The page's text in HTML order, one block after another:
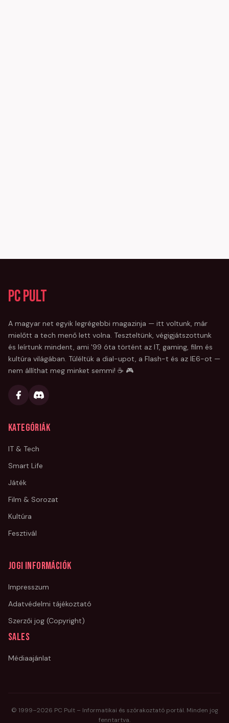
PC Pult
A magyar net egyik legrégebbi magazinja — itt voltunk, már
mielőtt a tech menő lett volna. Teszteltünk, végigjátszottunk
és leírtunk mindent, ami '99 óta történt az IT, gaming, film és
kultúra világában. Túléltük a dial-upot, a Flash-t és az IE6-ot —
nem állíthat meg minket semmi! ☕ 🎮
Kategóriák
IT & Tech
Smart Life
Játék
Film & Sorozat
Kultúra
Fesztivál
Jogi információk
Impresszum
Adatvédelmi tájékoztató
Szerzői jog (Copyright)
Sales
Médiaajánlat
© 1999–2026 PC Pult – Informatikai és szórakoztató portál. Minden jog
fenntartva.